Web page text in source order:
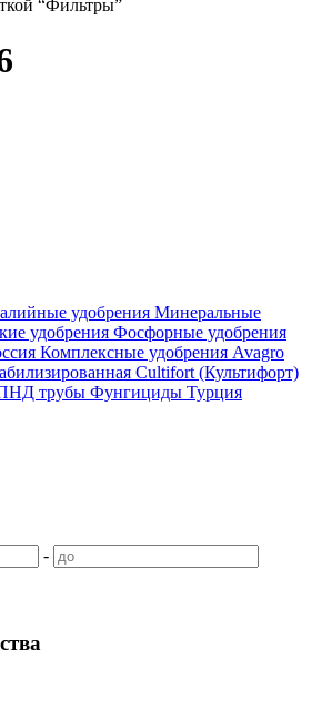
“Фильтры”
удобрения Минеральные
удобрения Фосфорные удобрения
Комплексные удобрения Avagro
Cultifort (Культифорт)
трубы Фунгициды Турция
-